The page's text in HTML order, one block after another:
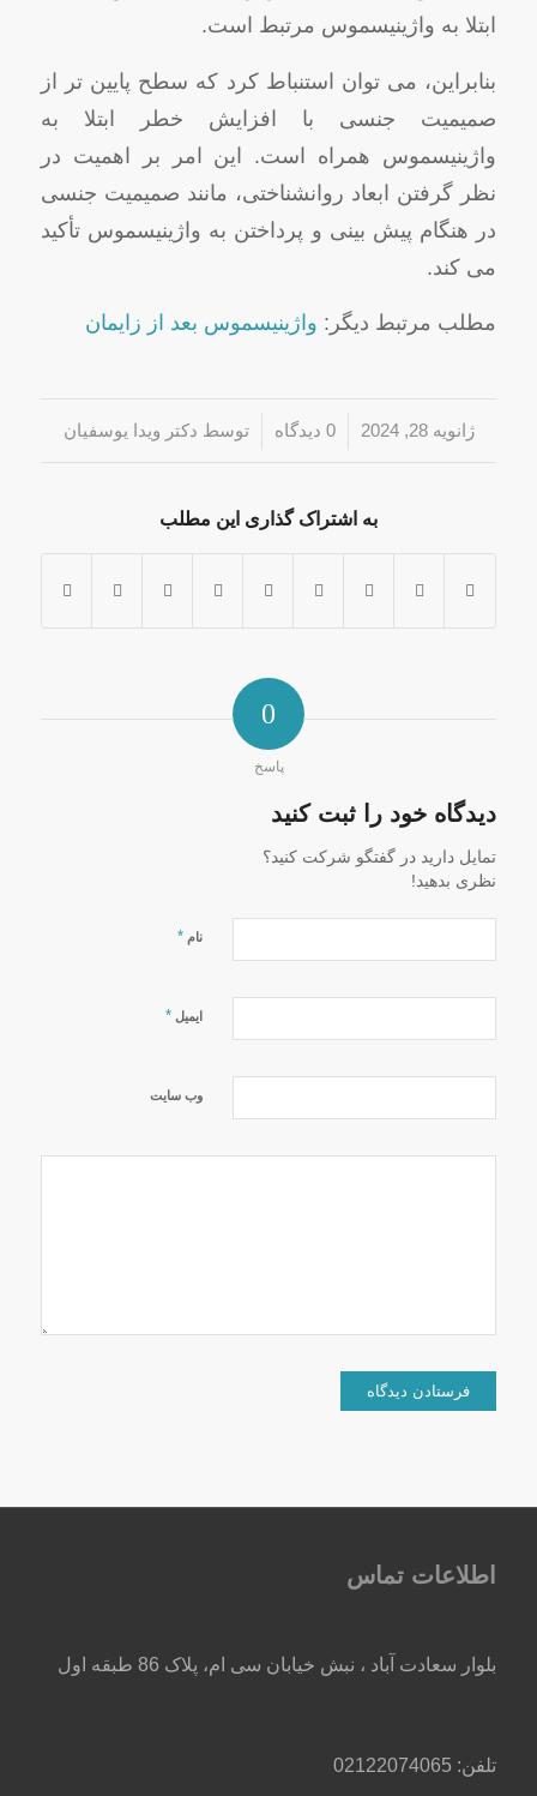
ابتلا به واژینیسموس مرتبط است.
بنابراین، می توان استنباط کرد که سطح پایین تر از
صمیمیت جنسی با افزایش خطر ابتلا به
واژینیسموس همراه است. این امر بر اهمیت در
نظر گرفتن ابعاد روانشناختی، مانند صمیمیت جنسی
در هنگام پیش ‌بینی و پرداختن به واژینیسموس تأکید
می‌ کند.
مطلب مرتبط دیگر: واژینیسموس بعد از زایمان
ژانویه 28, 2024/ 0 دیدگاه‌/ توسط دکتر ویدا یوسفیان
به اشتراک گذاری این مطلب
0
پاسخ
دیدگاه خود را ثبت کنید
تمایل دارید در گفتگو شرکت کنید؟
نظری بدهید!
نام *
ایمیل *
وب‌ سایت
اطلاعات تماس
بلوار سعادت آباد ، نبش خیابان سی ام، پلاک 86 طبقه اول
تلفن: 02122074065